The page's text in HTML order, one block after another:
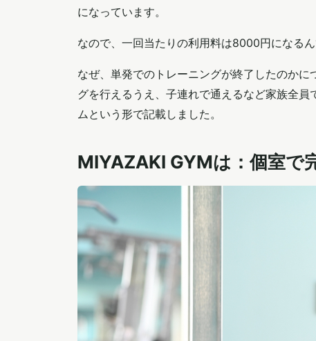
になっています。
なので、一回当たりの利用料は8000円になる
なぜ、単発でのトレーニングが終了したのか
グを行えるうえ、子連れで通えるなど家族全
ムという形で記載しました。
MIYAZAKI GYMは：個室で